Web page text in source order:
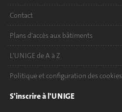
Contact
Plans d'accès aux bâtiments
L'UNIGE de A à Z
Politique et configuration des cookies
S'inscrire à l'UNIGE